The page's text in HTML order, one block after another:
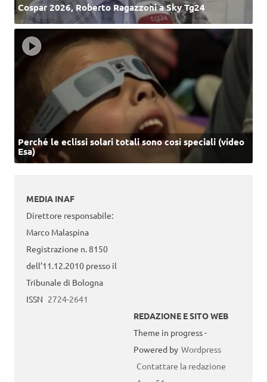
Cospar 2026, Roberto Ragazzoni a Sky Tg24
Perché le eclissi solari totali sono così speciali (video
Esa)
MEDIA INAF
Direttore responsabile:
Marco Malaspina
Registrazione n. 8150
dell’11.12.2010 presso il
Tribunale di Bologna
ISSN 2724-2641
REDAZIONE E SITO WEB
Theme in progress -
Powered by Wordpress
Contattare la redazione